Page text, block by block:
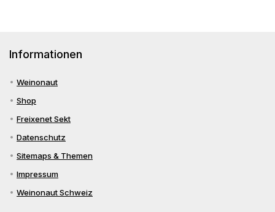
Informationen
Weinonaut
Shop
Freixenet Sekt
Datenschutz
Sitemaps & Themen
Impressum
Weinonaut Schweiz